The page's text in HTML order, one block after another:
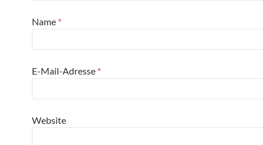
Name *
E-Mail-Adresse *
Website